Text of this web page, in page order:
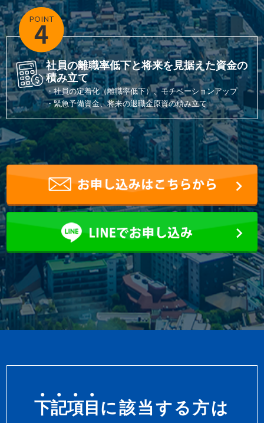
社員の離職率低下と将来を見据えた資金の
積み立て
・社員の定着化（離職率低下）、モチベーションアップ
・緊急予備資金、将来の退職金原資の積み立て
下記項目 に該当する方は